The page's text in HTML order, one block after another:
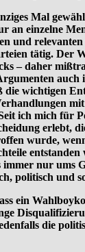
Mal
an einzelne
und relevanten
tätig. Der
– daher
auch
die wichtigen
ich mich für
erlebt,
wurde,
immer nur ums
politisch und
ein
die